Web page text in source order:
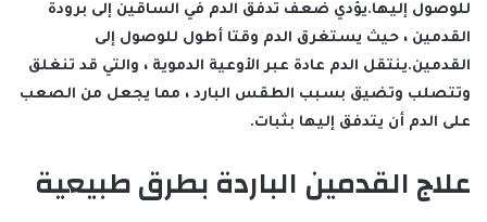
للوصول إليها.يؤدي ضعف تدفق الدم في الساقين إلى برودة
القدمين ، حيث يستغرق الدم وقتا أطول للوصول إلى
القدمين.ينتقل الدم عادة عبر الأوعية الدموية ، والتي قد تنغلق
وتتصلب وتضيق بسبب الطقس البارد ، مما يجعل من الصعب
على الدم أن يتدفق إليها بثبات.
علاج القدمين الباردة بطرق طبيعية